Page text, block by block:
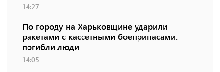
14:27
По городу на Харьковщине ударили
ракетами с кассетными боеприпасами:
погибли люди
14:05